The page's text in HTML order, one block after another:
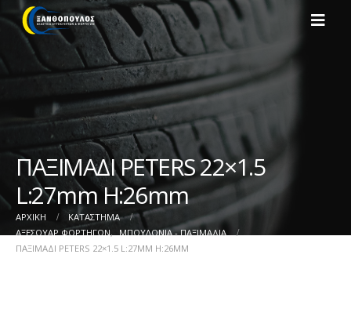
ΠΑΞΙΜΑΔΙ PETERS 22×1.5
L:27mm H:26mm
ΑΡΧΙΚΉ
ΚΑΤΆΣΤΗΜΑ
ΑΞΕΣΟΥΑΡ ΦΟΡΤΗΓΩΝ, ΜΠΟΥΛΟΝΙΑ - ΠΑΞΙΜΑΔΙΑ
ΠΑΞΙΜΑΔΙ PETERS 22×1.5 L:27MM H:26MM